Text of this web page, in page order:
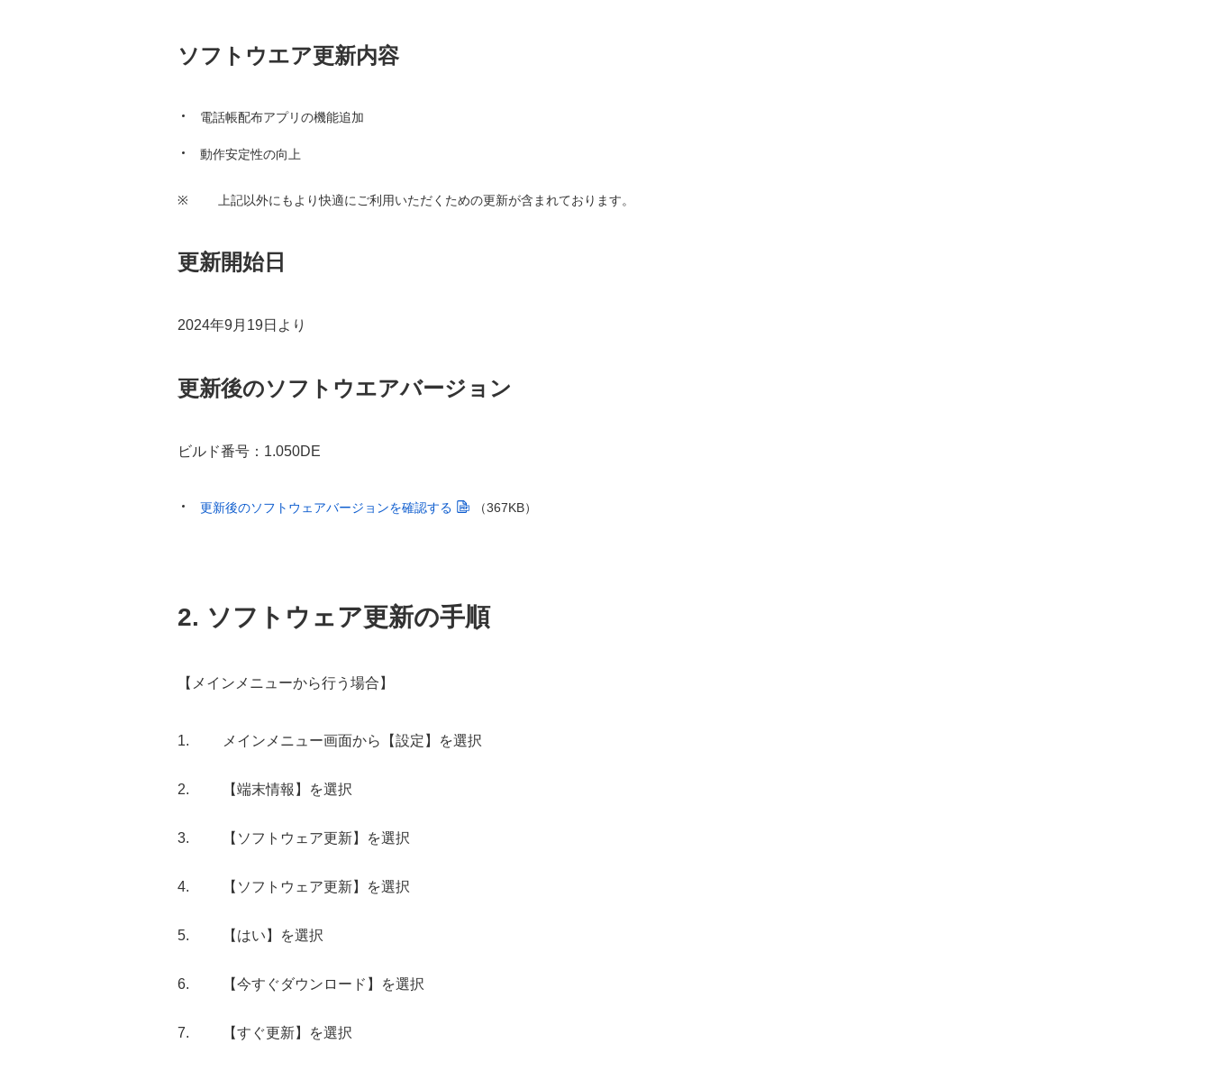
ソフトウエア更新内容
電話帳配布アプリの機能追加
動作安定性の向上
※ 上記以外にもより快適にご利用いただくための更新が含まれております。
更新開始日
2024年9月19日より
更新後のソフトウエアバージョン
ビルド番号：1.050DE
更新後のソフトウェアバージョンを確認する （367KB）
2. ソフトウェア更新の手順
【メインメニューから行う場合】
メインメニュー画面から【設定】を選択
【端末情報】を選択
【ソフトウェア更新】を選択
【ソフトウェア更新】を選択
【はい】を選択
【今すぐダウンロード】を選択
【すぐ更新】を選択